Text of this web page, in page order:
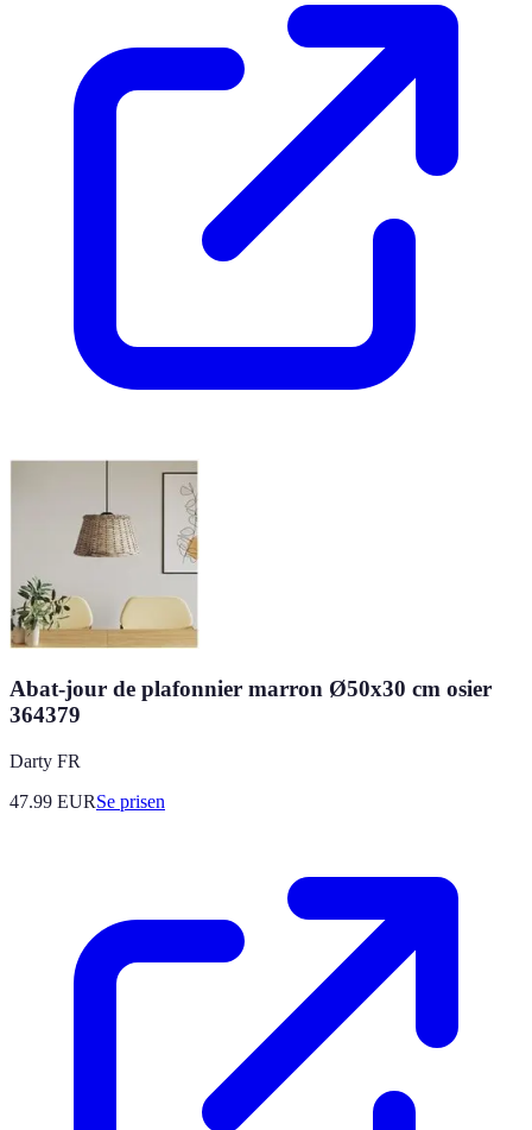
Abat-jour de plafonnier marron Ø50x30 cm osier
364379
Darty FR
47.99 EURSe prisen